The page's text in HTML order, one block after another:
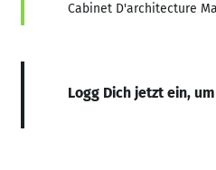
Cabinet D'architecture
Logg Dich jetzt ein,